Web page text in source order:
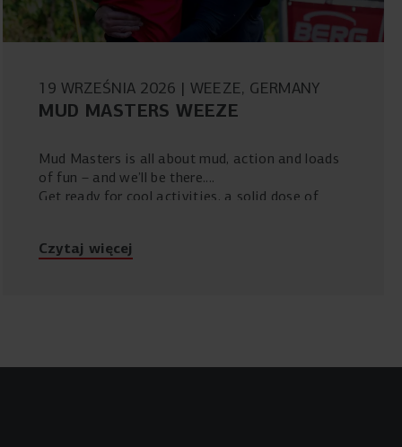
19 WRZEŚNIA 2026 WEEZE, GERMANY
MUD MASTERS WEEZE
Mud Masters is all about mud, action and loads
of fun – and we’ll be there.
Get ready for cool activities, a solid dose of
Czytaj więcej